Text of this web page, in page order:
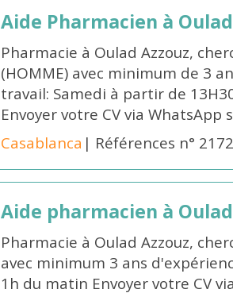
Aide Pharmacien à
Pharmacie à Oulad Azzouz,
(HOMME) avec minimum de 3
travail: Samedi à partir de
Envoyer votre CV via WhatsApp
Casablanca | Références n°
Aide pharmacien à
Pharmacie à Oulad Azzouz,
avec minimum 3 ans
1h du matin Envoyer votre CV